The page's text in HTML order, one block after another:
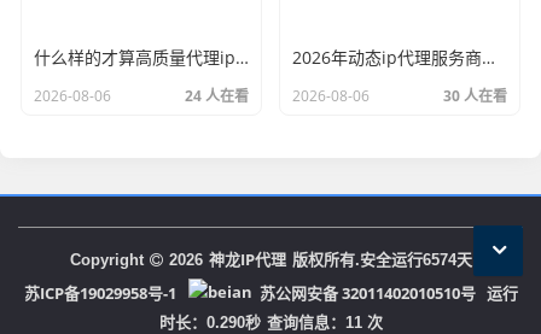
什么样的才算高质量代理ip？资深玩家总结了三个硬指标
2026-08-06 24 人在看
2026年动态ip代理服务商有哪些？这份清单建议收藏
2026-08-06 30 人在看
Copyright 2026 神龙IP代理 版权所有.安全运行6574天
苏ICP备19029958号-1 苏公网安备 32011402010510号
运行
时长：0.290秒 查询信息：11 次